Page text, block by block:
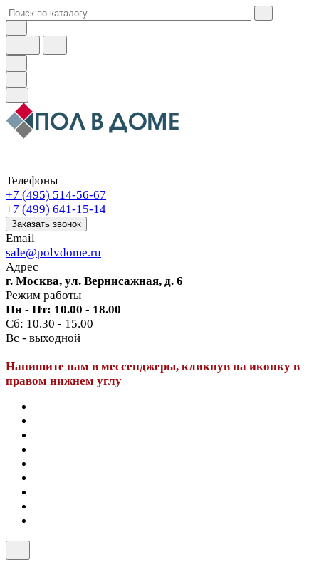
Телефоны
+7 (495) 514-56-67
+7 (499) 641-15-14
Заказать звонок
Email
sale@polvdome.ru
Адрес
г. Москва, ул. Вернисажная, д. 6
Режим работы
Пн - Пт: 10.00 - 18.00
Сб: 10.30 - 15.00
Вс - выходной
Напишите нам в мессенджеры, кликнув на иконку в
правом нижнем углу